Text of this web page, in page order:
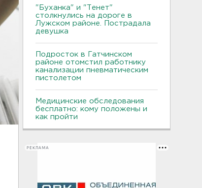
"Буханка" и "Тенет"
столкнулись на дороге в
Лужском районе. Пострадала
девушка
Подросток в Гатчинском
районе отомстил работнику
канализации пневматическим
пистолетом
Медицинские обследования
бесплатно: кому положены и
как пройти
РЕКЛАМА